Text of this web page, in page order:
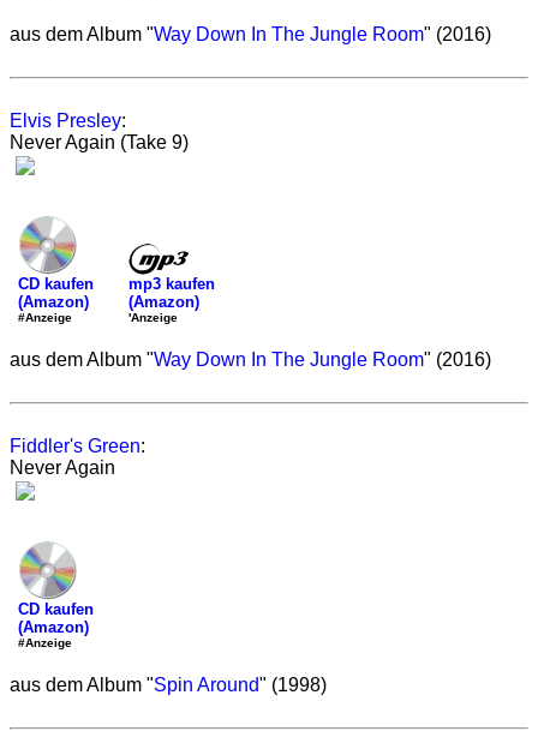
aus dem Album "Way Down In The Jungle Room" (2016)
Elvis Presley:
Never Again (Take 9)
CD kaufen
(Amazon)
#Anzeige
mp3 kaufen
(Amazon)
'Anzeige
aus dem Album "Way Down In The Jungle Room" (2016)
Fiddler's Green:
Never Again
CD kaufen
(Amazon)
#Anzeige
aus dem Album "Spin Around" (1998)